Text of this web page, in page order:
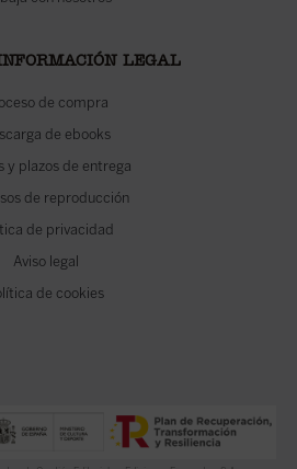
LEGAL
de compra
de ebooks
y plazos de entrega
de reproducción
de privacidad
Aviso legal
de cookies